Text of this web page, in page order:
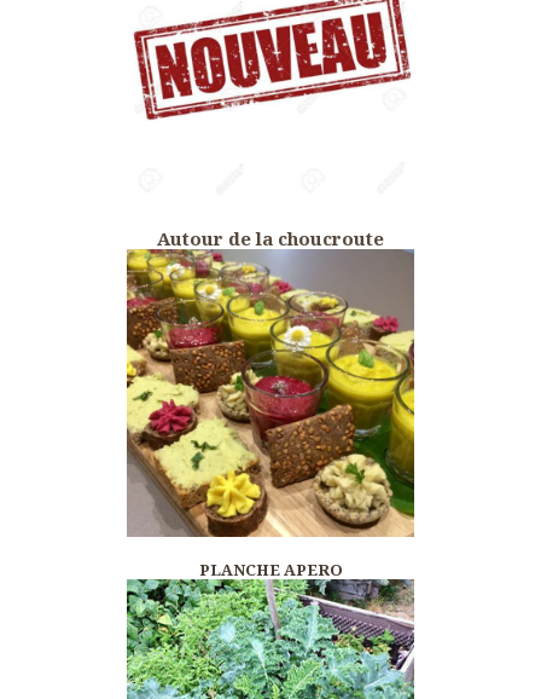
Autour de la choucroute
PLANCHE APERO